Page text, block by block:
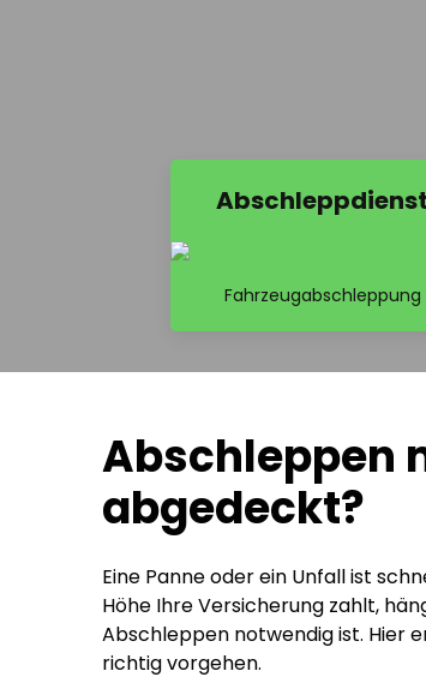
Abschleppdienst
Fahrzeugabschleppung
Abschleppen
abgedeckt?
Eine Panne oder ein Unfall ist
Höhe Ihre Versicherung zahlt,
Abschleppen notwendig ist. Hier
richtig vorgehen.